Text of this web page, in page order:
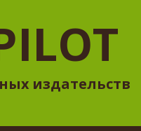
издательств